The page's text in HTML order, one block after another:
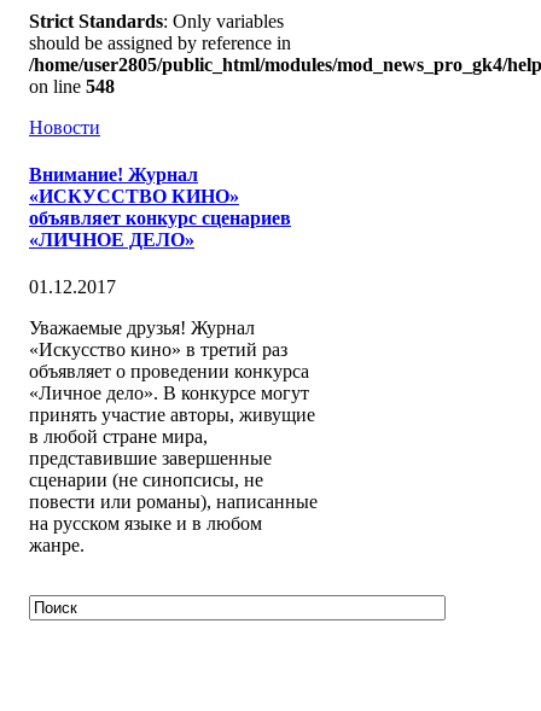
Strict Standards: Only variables
should be assigned by reference in
/home/user2805/public_html/modules/mod_news_pro_gk4/
on line 548
Новости
Внимание! Журнал
«ИСКУССТВО КИНО»
объявляет конкурс сценариев
«ЛИЧНОЕ ДЕЛО»
01.12.2017
Уважаемые друзья! Журнал
«Искусство кино» в третий раз
объявляет о проведении конкурса
«Личное дело». В конкурсе могут
принять участие авторы, живущие
в любой стране мира,
представившие завершенные
сценарии (не синопсисы, не
повести или романы), написанные
на русском языке и в любом
жанре.